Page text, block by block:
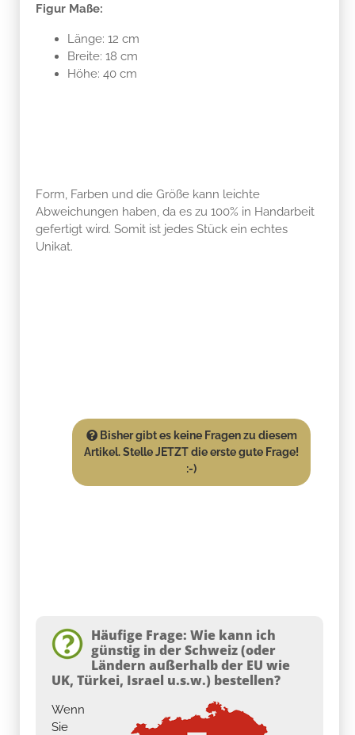
Figur Maße:
Länge: 12 cm
Breite: 18 cm
Höhe: 40 cm
Form, Farben und die Größe kann leichte
Abweichungen haben, da es zu 100% in Handarbeit
gefertigt wird. Somit ist jedes Stück ein echtes
Unikat.
Bisher gibt es keine Fragen zu diesem
Artikel. Stelle JETZT die erste gute Frage!
:-)
Häufige Frage: Wie kann ich
günstig in der Schweiz (oder
Ländern außerhalb der EU wie
UK, Türkei, Israel u.s.w.) bestellen?
Wenn
Sie